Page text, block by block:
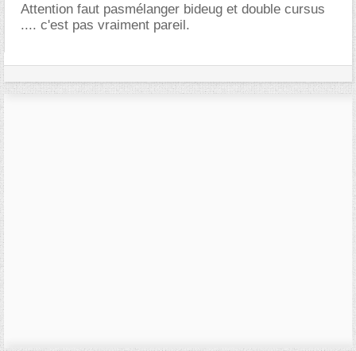
Attention faut pasmélanger bideug et double cursus
.... c'est pas vraiment pareil.